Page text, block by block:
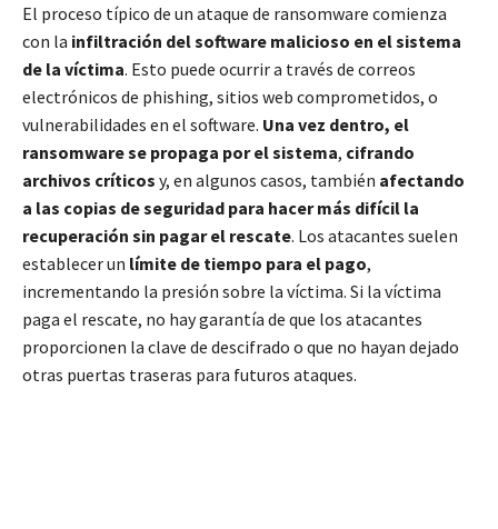
El proceso típico de un ataque de ransomware comienza
con la infiltración del software malicioso en el sistema
de la víctima. Esto puede ocurrir a través de correos
electrónicos de phishing, sitios web comprometidos, o
vulnerabilidades en el software. Una vez dentro, el
ransomware se propaga por el sistema, cifrando
archivos críticos y, en algunos casos, también afectando
a las copias de seguridad para hacer más difícil la
recuperación sin pagar el rescate. Los atacantes suelen
establecer un límite de tiempo para el pago,
incrementando la presión sobre la víctima. Si la víctima
paga el rescate, no hay garantía de que los atacantes
proporcionen la clave de descifrado o que no hayan dejado
otras puertas traseras para futuros ataques.